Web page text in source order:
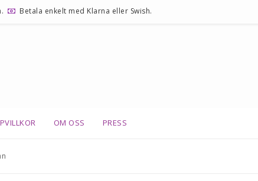
Betala enkelt med Klarna eller Swish.
OM OSS PRESS